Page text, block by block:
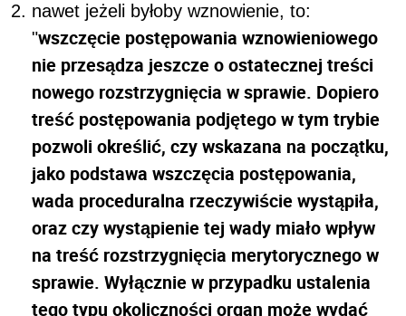
nawet jeżeli byłoby wznowienie, to:
"wszczęcie postępowania wznowieniowego
nie przesądza jeszcze o ostatecznej treści
nowego rozstrzygnięcia w sprawie. Dopiero
treść postępowania podjętego w tym trybie
pozwoli określić, czy wskazana na początku,
jako podstawa wszczęcia postępowania,
wada proceduralna rzeczywiście wystąpiła,
oraz czy wystąpienie tej wady miało wpływ
na treść rozstrzygnięcia merytorycznego w
sprawie. Wyłącznie w przypadku ustalenia
tego typu okoliczności organ może wydać